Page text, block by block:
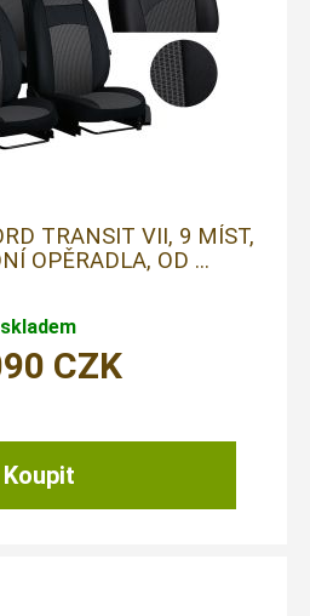
TRANSIT VII, 9 MÍST,
OPĚRADLA, OD ...
skladem
CZK